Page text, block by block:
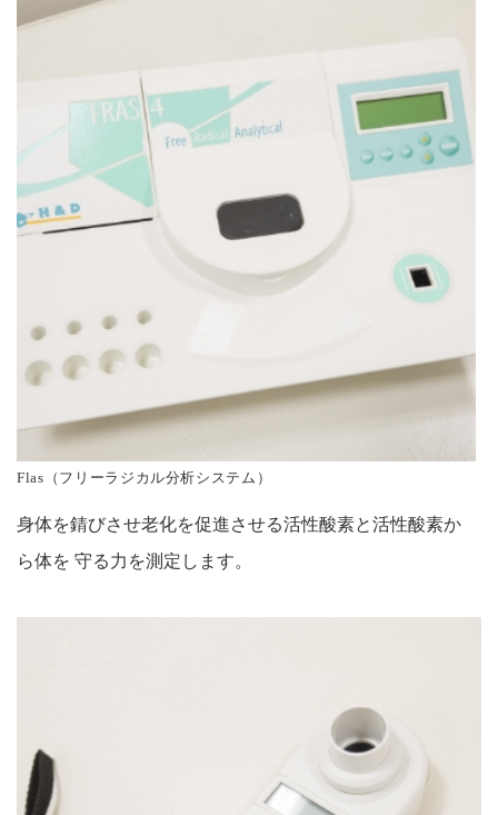
Flas（フリーラジカル分析システム）
身体を錆びさせ老化を促進させる活性酸素と活性酸素か
ら体を 守る力を測定します。